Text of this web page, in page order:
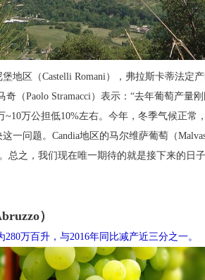
区（Castelli Romani），弗拉斯卡蒂法定产
奇（Paolo Stramacci）表示：“去年葡萄产量
~10万公担低10%左右。今年，冬季气候正
一问题。Candia地区的马尔维萨葡萄（
总之，我们现在唯一期待的就是接下来的日
）
280万百升，与2016年同比减产近三分之一。